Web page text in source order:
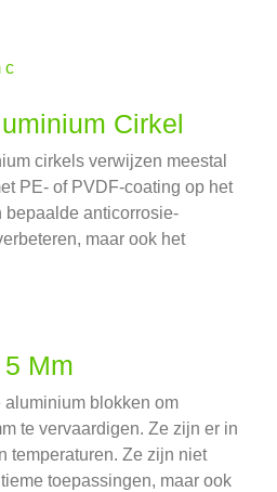
Cirkel
cirkels verwijzen meestal
PE- of PVDF-coating op het
anticorrosie-
maar ook het
Mm
blokken om
te vervaardigen. Ze zijn er in
temperaturen. Ze zijn niet
toepassingen, maar ook